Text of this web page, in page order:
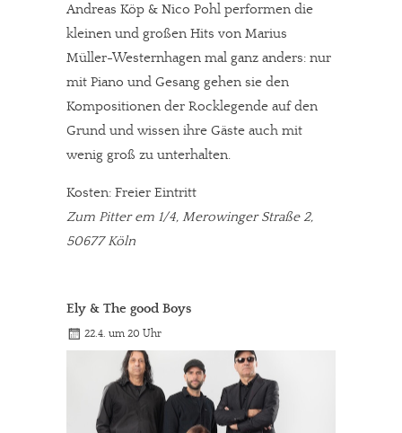
Andreas Köp & Nico Pohl performen die
kleinen und großen Hits von Marius
Müller-Westernhagen mal ganz anders: nur
mit Piano und Gesang gehen sie den
Kompositionen der Rocklegende auf den
Grund und wissen ihre Gäste auch mit
wenig groß zu unterhalten.
Kosten: Freier Eintritt
Zum Pitter em 1/4, Merowinger Straße 2,
50677 Köln
Ely & The good Boys
22.4. um 20 Uhr